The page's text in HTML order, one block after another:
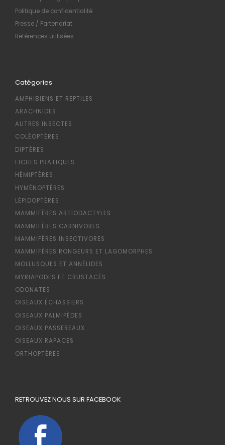
Politique de confidentialité
Presse / Partenariat
Références utilisées
Catégories
AMPHIBIENS ET REPTILES
ARACHNIDES
AUTRES INSECTES
COLÉOPTÈRES
DIPTÈRES
FICHES PRATIQUES
HÉMIPTÈRES
HYMÉNOPTÈRES
LÉPIDOPTÈRES
MAMMIFÈRES ARTIODACTYLES
MAMMIFÈRES CARNIVORES
MAMMIFÈRES INSECTIVORES
MAMMIFÈRES RONGEURS ET LAGOMORPHES
MOLLUSQUES ET ANNÉLIDES
MYRIAPODES ET CRUSTACÉS
ODONATES
OISEAUX ÉCHASSIERS
OISEAUX PALMIPÈDES
OISEAUX PASSEREAUX
OISEAUX RAPACES
ORTHOPTÈRES
RETROUVEZ NOUS SUR FACEBOOK